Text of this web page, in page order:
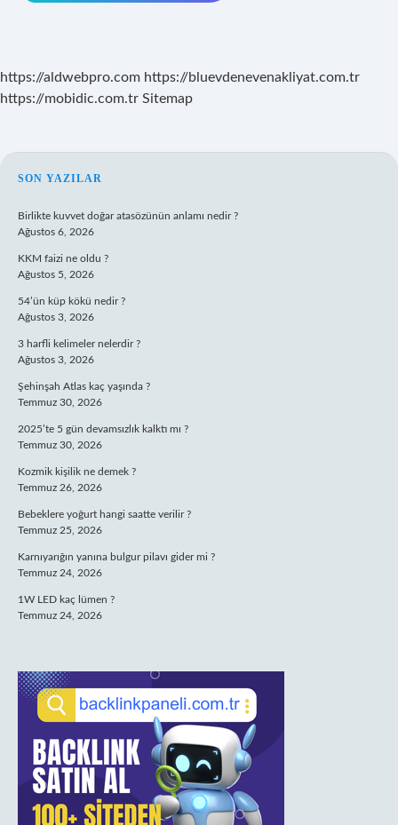
https://aldwebpro.com https://bluevdenevenakliyat.com.tr
https://mobidic.com.tr Sitemap
SIDEBAR
SON YAZILAR
Birlikte kuvvet doğar atasözünün anlamı nedir ?
Ağustos 6, 2026
KKM faizi ne oldu ?
Ağustos 5, 2026
54’ün küp kökü nedir ?
Ağustos 3, 2026
3 harfli kelimeler nelerdir ?
Ağustos 3, 2026
Şehinşah Atlas kaç yaşında ?
Temmuz 30, 2026
2025’te 5 gün devamsızlık kalktı mı ?
Temmuz 30, 2026
Kozmik kişilik ne demek ?
Temmuz 26, 2026
Bebeklere yoğurt hangi saatte verilir ?
Temmuz 25, 2026
Karnıyarığın yanına bulgur pilavı gider mi ?
Temmuz 24, 2026
1W LED kaç lümen ?
Temmuz 24, 2026